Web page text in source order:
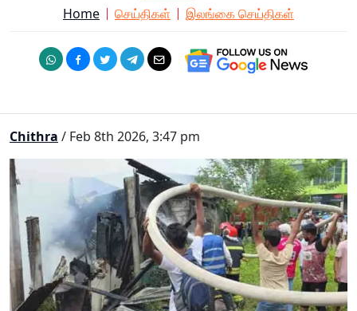
Home செய்திகள் இலங்கை செய்திகள்
Chithra / Feb 8th 2026, 3:47 pm